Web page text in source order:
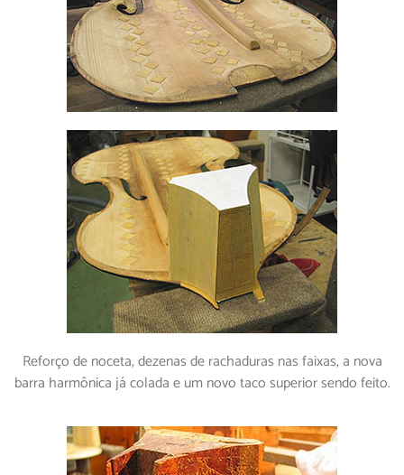
Reforço de noceta, dezenas de rachaduras nas faixas, a nova
barra harmônica já colada e um novo taco superior sendo feito.